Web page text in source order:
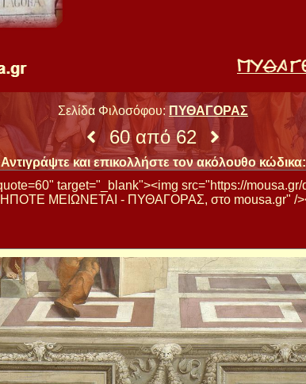
Σελίδα Φιλοσόφου: ΠΥΘΑΓΟΡΑΣ
60 από 62
Αντιγράψτε και επικολλήστε τον ακόλουθο κώδικα: